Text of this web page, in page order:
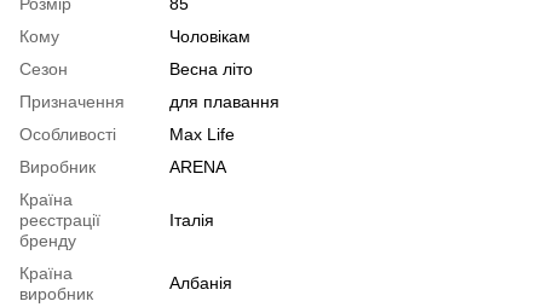
Кому
Чоловікам
Сезон
Весна літо
Призначення
для плавання
Особливості
Max Life
Виробник
ARENA
Країна
реєстрації
бренду
Італія
Країна
виробник
Албанія